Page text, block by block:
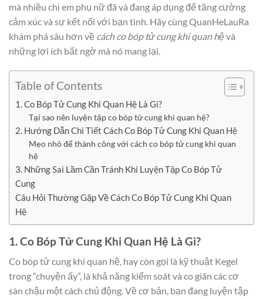
mà nhiều chị em phụ nữ đã và đang áp dụng để tăng cường
cảm xúc và sự kết nối với bạn tình. Hãy cùng QuanHeLauRa
khám phá sâu hơn về cách co bóp tử cung khi quan hệvà
những lợi ích bất ngờ mà nó mang lại.
Table of Contents
1. Co Bóp Tử Cung Khi Quan Hệ Là Gì?
Tại sao nên luyện tập co bóp tử cung khi quan hệ?
2. Hướng Dẫn Chi Tiết Cách Co Bóp Tử Cung Khi Quan Hệ
Mẹo nhỏ để thành công với cách co bóp tử cung khi quan
hệ
3. Những Sai Lầm Cần Tránh Khi Luyện Tập Co Bóp Tử
Cung
Câu Hỏi Thường Gặp Về Cách Co Bóp Tử Cung Khi Quan
Hệ
1. Co Bóp Tử Cung Khi Quan Hệ Là Gì?
Co bóp tử cung khi quan hệ, hay còn gọi là kỹ thuật Kegel
trong “chuyện ấy”, là khả năng kiểm soát và co giãn các cơ
sàn chậu một cách chủ động. Về cơ bản, bạn đang luyện tập